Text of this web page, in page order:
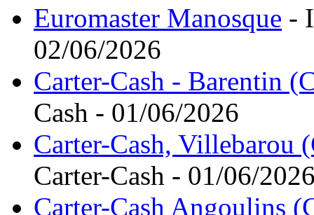
Euromaster Manosque -
02/06/2026
Carter-Cash - Barentin
Cash - 01/06/2026
Carter-Cash, Villebarou
Carter-Cash - 01/06/
Carter-Cash Angoulins